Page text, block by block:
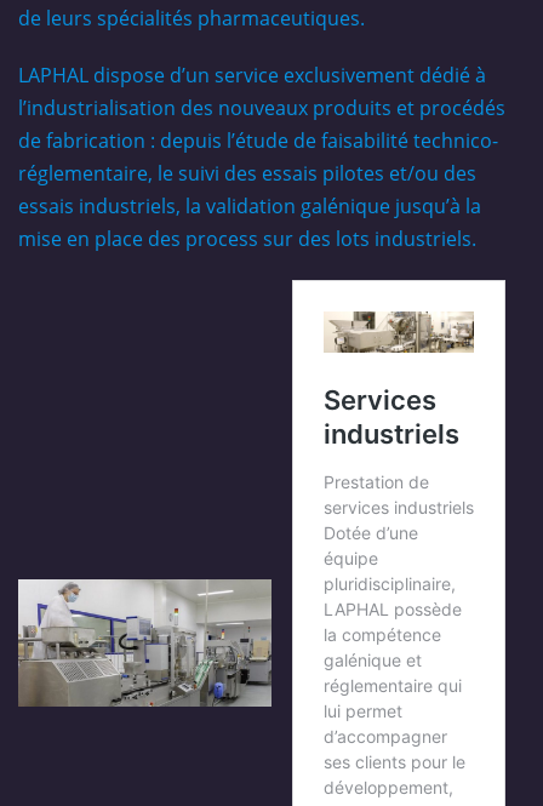
de leurs spécialités pharmaceutiques.
LAPHAL dispose d’un service exclusivement dédié à
l’industrialisation des nouveaux produits et procédés
de fabrication : depuis l’étude de faisabilité technico-
réglementaire, le suivi des essais pilotes et/ou des
essais industriels, la validation galénique jusqu’à la
mise en place des process sur des lots industriels.